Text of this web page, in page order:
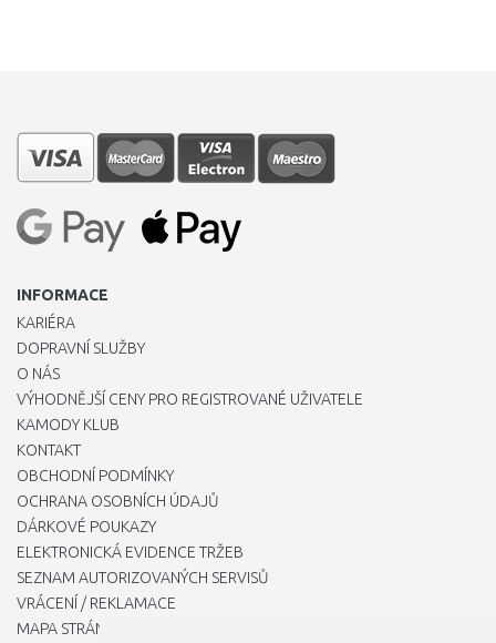
INFORMACE
KARIÉRA
DOPRAVNÍ SLUŽBY
O NÁS
VÝHODNĚJŠÍ CENY PRO REGISTROVANÉ UŽIVATELE
KAMODY KLUB
KONTAKT
OBCHODNÍ PODMÍNKY
OCHRANA OSOBNÍCH ÚDAJŮ
DÁRKOVÉ POUKAZY
ELEKTRONICKÁ EVIDENCE TRŽEB
SEZNAM AUTORIZOVANÝCH SERVISŮ
VRÁCENÍ / REKLAMACE
MAPA STRÁNKY